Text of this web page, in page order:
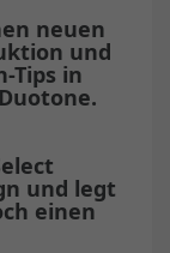
neuen
und
Tips in
und legt
einen